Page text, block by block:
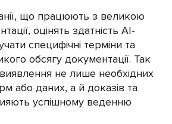
що працюють з великою
оцінять здатність AI-
специфічні терміни та
обсягу документації. Так
не лише необхідних
або даних, а й доказів та
успішному веденню